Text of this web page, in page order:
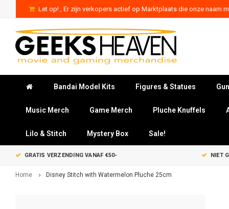
Let op! , Er zijn verkopers actief op Marktplaats die onze naam
Bandai Model Kits Figures & Statues
Music Merch Game Merch Pluche Knuffels
Lilo & Stitch Mystery Box Sale!
GRATIS VERZENDING VANAF €50- NIET
Home Disney Stitch with Watermelon Pluche 25cm